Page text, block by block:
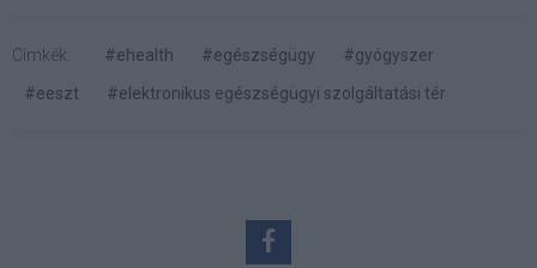
Címkék: #ehealth #egészségügy
#gyógyszer
#eeszt
#elektronikus egészségügyi szolgáltatási tér